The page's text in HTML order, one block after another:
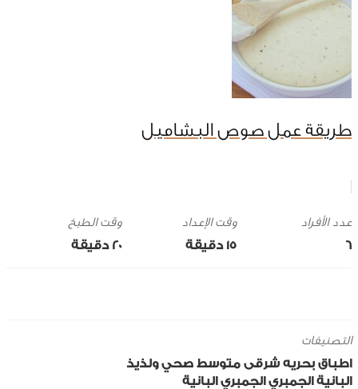
طريقة عمل صوص البشاميل
6
وقت الإعداد
15 ‎دقيقة
وقت الطبخ
20 ‎دقيقة
التصنيفات
اطباق بحريه شرقى متوسط صحي ولذيذ
البانية الجمبري الجمبري البانية